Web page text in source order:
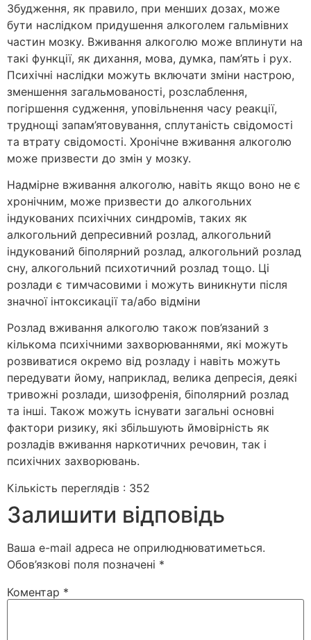
Збудження, як правило, при менших дозах, може
бути наслідком придушення алкоголем гальмівних
частин мозку. Вживання алкоголю може вплинути на
такі функції, як дихання, мова, думка, пам’ять і рух.
Психічні наслідки можуть включати зміни настрою,
зменшення загальмованості, розслаблення,
погіршення судження, уповільнення часу реакції,
труднощі запам’ятовування, сплутаність свідомості
та втрату свідомості. Хронічне вживання алкоголю
може призвести до змін у мозку.
Надмірне вживання алкоголю, навіть якщо воно не є
хронічним, може призвести до алкогольних
індукованих психічних синдромів, таких як
алкогольний депресивний розлад, алкогольний
індукований біполярний розлад, алкогольний розлад
сну, алкогольний психотичний розлад тощо. Ці
розлади є тимчасовими і можуть виникнути після
значної інтоксикації та/або відміни
Розлад вживання алкоголю також пов’язаний з
кількома психічними захворюваннями, які можуть
розвиватися окремо від розладу і навіть можуть
передувати йому, наприклад, велика депресія, деякі
тривожні розлади, шизофренія, біполярний розлад
та інші. Також можуть існувати загальні основні
фактори ризику, які збільшують ймовірність як
розладів вживання наркотичних речовин, так і
психічних захворювань.
Кількість переглядів : 352
Залишити відповідь
Ваша e-mail адреса не оприлюднюватиметься.
Обов’язкові поля позначені *
Коментар *